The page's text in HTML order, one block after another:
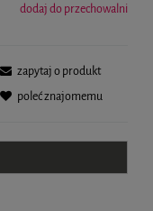
dodaj do przechowalni
zapytaj o produkt
poleć znajomemu